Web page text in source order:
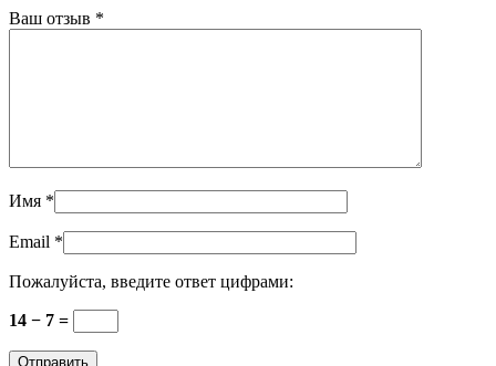
Ваш отзыв *
Имя *
Email *
Пожалуйста, введите ответ цифрами:
14 − 7 =